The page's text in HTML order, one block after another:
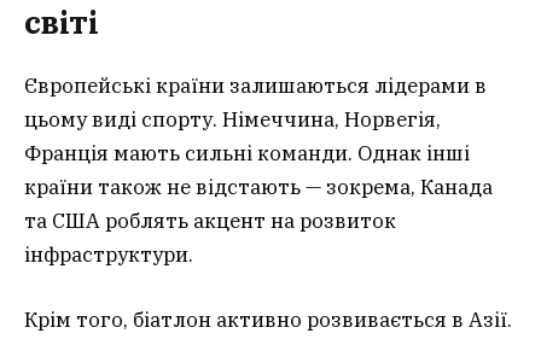
світі
Європейські країни залишаються лідерами в
цьому виді спорту. Німеччина, Норвегія,
Франція мають сильні команди. Однак інші
країни також не відстають — зокрема, Канада
та США роблять акцент на розвиток
інфраструктури.
Крім того, біатлон активно розвивається в Азії.